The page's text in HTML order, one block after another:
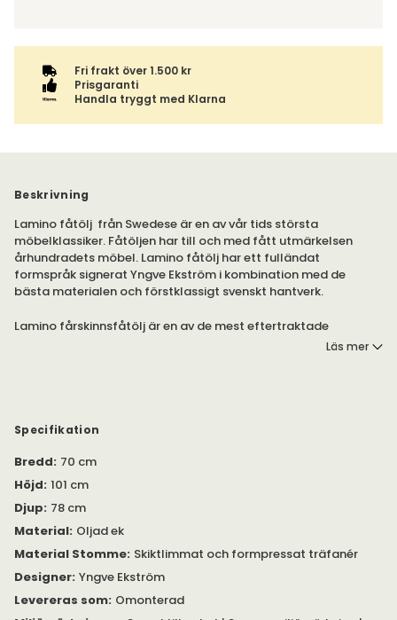
Fri frakt över 1.500 kr
Prisgaranti
Handla tryggt med Klarna
Beskrivning
Lamino fåtölj från Swedese är en av vår tids största
möbelklassiker. Fåtöljen har till och med fått utmärkelsen
århundradets möbel. Lamino fåtölj har ett fulländat
formspråk signerat Yngve Ekström i kombination med de
bästa materialen och förstklassigt svenskt hantverk.
Lamino fårskinnsfåtölj är en av de mest eftertraktade
kroppens profil. Till fåtöljen finns Lamino pall för extra komfort
och fungerar dessutom utmärkt som en extra sittplats.
Fåtöljen är gjord i skiktlimmat och formpressat fanér i bok eller
ek. Erbjuds dessutom i vit- eller svartlaserad askfanér och
valnöt.
Laminofåtöljen kan beställas med klädsel i fårskinn, tyg eller
läder i olika färger. Fårskinnsklädseln finns i färgerna svart, Off
White, Scandinavian Grey (grå), Charcoal (mörkare grått),
Läs mer
Specifikation
Bredd: 70 cm
Höjd: 101 cm
Djup: 78 cm
Material: Oljad ek
Material Stomme: Skiktlimmat och formpressat träfanér
Designer: Yngve Ekström
Levereras som: Omonterad